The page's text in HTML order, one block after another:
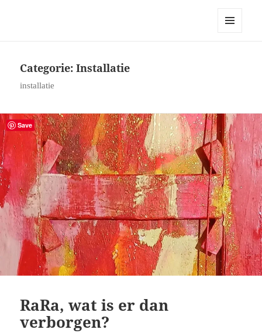
Categorie:Installatie
installatie
RaRa, wat is er dan
verborgen?
Save